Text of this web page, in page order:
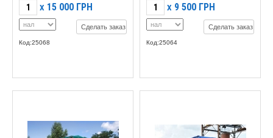
X 15 000 ГРН
Сделать заказ
Код:25068
X 9 500 ГРН
Сделать заказ
Код:25064